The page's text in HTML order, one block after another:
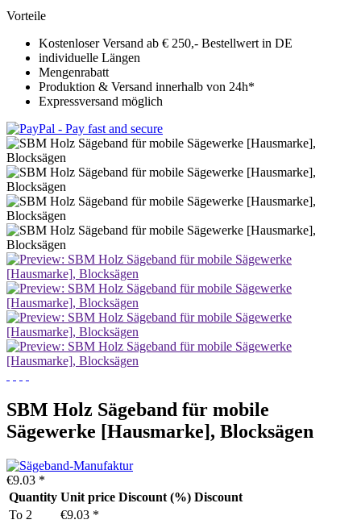
Vorteile
Kostenloser Versand ab € 250,- Bestellwert in DE
individuelle Längen
Mengenrabatt
Produktion & Versand innerhalb von 24h*
Expressversand möglich
SBM Holz Sägeband für mobile
Sägewerke [Hausmarke], Blocksägen
€9.03 *
Quantity Unit price Discount (%) Discount
To 2
€9.03 *